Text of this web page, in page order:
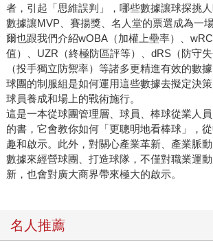
科學的方法去評估價值。雖然重建初期經
但這套系統最終幫助太空人在2017年拿下
賽冠軍（雖然之後也爆發了偷暗號醜聞，
2018年間被揭露曾利用科技竊取對手暗號）。 讀
時，其實讓我想到自己和合夥人。當初我
只是從整理棒球數據開始，希望讓資訊更
解，但後來發現自己在做的事情，居然開
裡發揮了一些影響力。這本書講的，其實
一群人開始用不同的方式思考問題時，一
業，仍可能被重新改寫。 4. 《贏球治百病》：當勝利開始
合理化一切 《贏球治百病》其實是一部關於職業運動文化
什麼只要拿到勝利，很多問題就會被忽略？ 書中描述的
事，其實就是上一段我們才提過的太空人
者，引起「思維誤判」，哪些數據讓球探挑
數據讓MVP、賽揚獎、名人堂的票選成為一
爾也跟我們介紹wOBA（加權上壘率）、
值）、UZR（終極防區評等）、dRS（防守
（投手獨立防禦率）等諸多更精進有效的數
球團的制服組是如何運用這些數據去擬定決策
球員養成和場上的戰術施行。
這是一本從球團管理層、球員、棒球從業人
的書，它會教你如何「更聰明地看棒球」，
趣和啟示。此外，對關心產業革新、產業脈
數據來經營球團、打造球隊，不僅對職業運
新，也會對廣大商界帶來極大的啟示。
名人推薦